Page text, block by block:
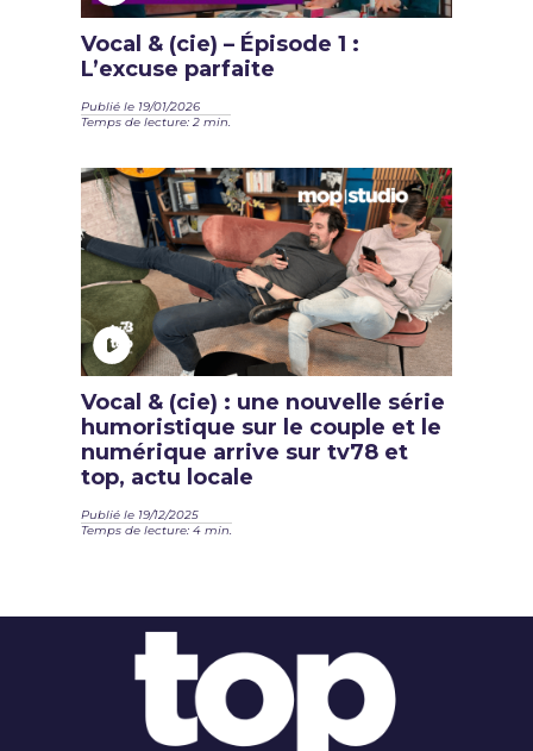
Vocal & (cie) – Épisode 1 :
L’excuse parfaite
Publié le 19/01/2026
Temps de lecture: 2 min.
Vocal & (cie) : une nouvelle série
humoristique sur le couple et le
numérique arrive sur tv78 et
top, actu locale
Publié le 19/12/2025
Temps de lecture: 4 min.